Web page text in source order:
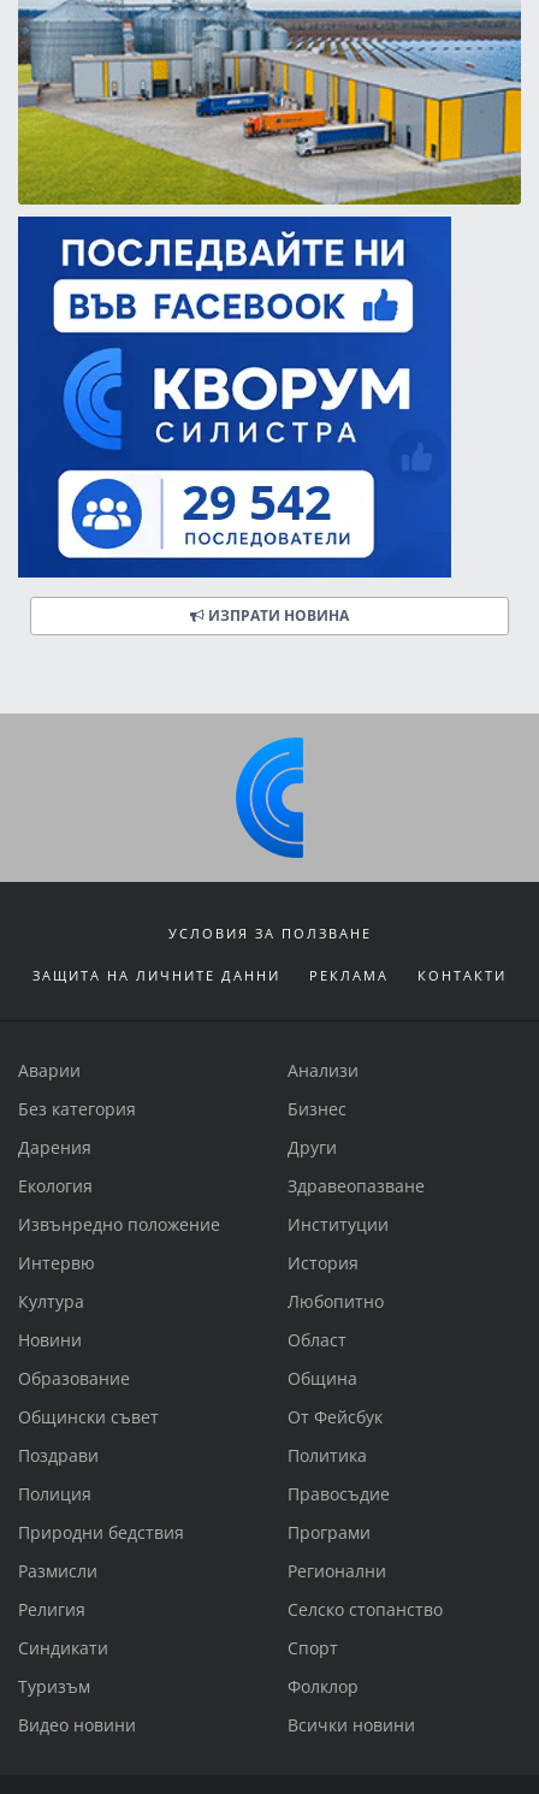
ИЗПРАТИ НОВИНА
УСЛОВИЯ ЗА ПОЛЗВАНЕ
ЗАЩИТА НА ЛИЧНИТЕ ДАННИ РЕКЛАМА КОНТАКТИ
Аварии
Анализи
Без категория
Бизнес
Дарения
Други
Екология
Здравеопазване
Извънредно положение
Институции
Интервю
История
Култура
Любопитно
Новини
Област
Образование
Община
Общински съвет
От Фейсбук
Поздрави
Политика
Полиция
Правосъдие
Природни бедствия
Програми
Размисли
Регионални
Религия
Селско стопанство
Синдикати
Спорт
Туризъм
Фолклор
Видео новини
Всички новини